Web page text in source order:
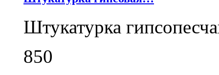
Штукатурка
850